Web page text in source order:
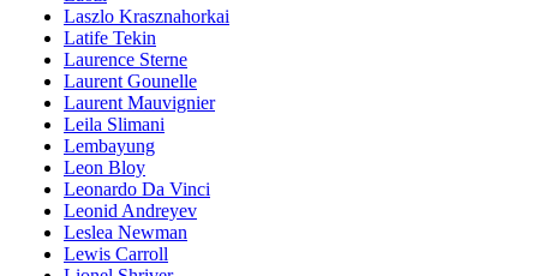
Laszlo Krasznahorkai
Latife Tekin
Laurence Sterne
Laurent Gounelle
Laurent Mauvignier
Leila Slimani
Lembayung
Leon Bloy
Leonardo Da Vinci
Leonid Andreyev
Leslea Newman
Lewis Carroll